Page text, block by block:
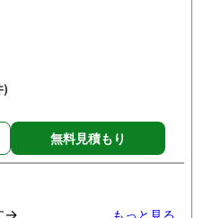
ざ
ー
護
し
と
本
お願いしたいと思ってお
ます。本当にありがとう
ざいました。
)
無料見積もり
→ もっと見る